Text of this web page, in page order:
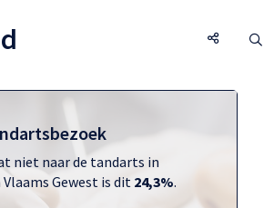
niet naar de tandarts in
Vlaams Gewest is dit 24,3%.